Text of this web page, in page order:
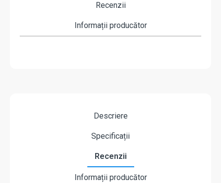
Recenzii
Informații producător
Descriere
Specificații
Recenzii
Informații producător